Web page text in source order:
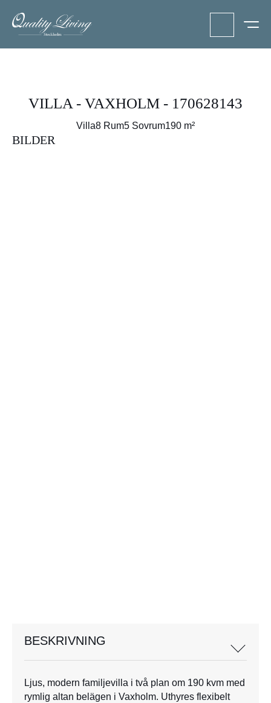
VILLA - VAXHOLM - 170628143
Villa8 Rum5 Sovrum190 m²
BILDER
BESKRIVNING
Ljus, modern familjevilla i två plan om 190 kvm med
rymlig altan belägen i Vaxholm. Uthyres flexibelt